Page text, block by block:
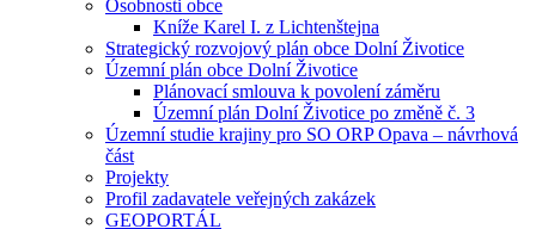
Osobnosti obce
Kníže Karel I. z Lichtenštejna
Strategický rozvojový plán obce Dolní Životice
Územní plán obce Dolní Životice
Plánovací smlouva k povolení záměru
Územní plán Dolní Životice po změně č. 3
Územní studie krajiny pro SO ORP Opava – návrhová
část
Projekty
Profil zadavatele veřejných zakázek
GEOPORTÁL